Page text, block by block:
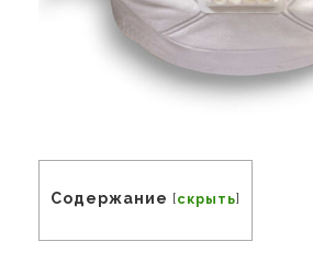
Содержание [скрыть]